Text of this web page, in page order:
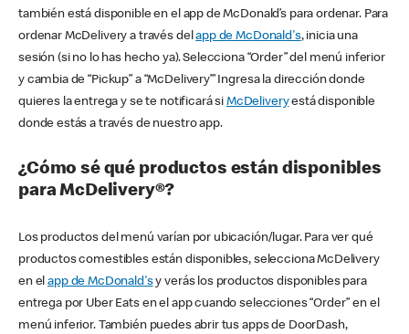
también está disponible en el app de McDonald’s para ordenar. Para
ordenar McDelivery a través delapp de McDonald's, inicia una
sesión (si no lo has hecho ya). Selecciona “Order” del menú inferior
y cambia de “Pickup” a “McDelivery’” Ingresa la dirección donde
quieres la entrega y se te notificará si McDeliveryestá disponible
donde estás a través de nuestro app.
¿Cómo sé qué productos están disponibles
para McDelivery®?
Los productos del menú varían por ubicación/lugar. Para ver qué
productos comestibles están disponibles, selecciona McDelivery
en elapp de McDonald'sy verás los productos disponibles para
entrega por Uber Eats en el app cuando selecciones “Order” en el
menú inferior. También puedes abrir tus apps de DoorDash,